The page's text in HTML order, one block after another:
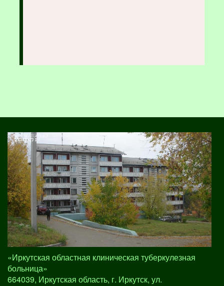
«Иркутская областная клиническая туберкулезная
больница»
664039, Иркутская область, г. Иркутск, ул.